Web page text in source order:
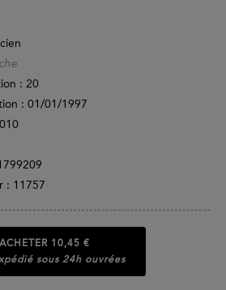
: 20
: 01/01/1997
: 11757
ACHETER 10,45 €
sous 24h ouvrées